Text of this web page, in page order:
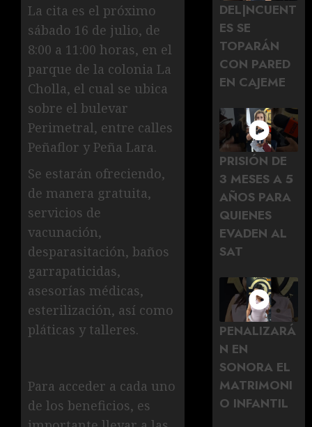
La cita es el próximo
sábado 16 de julio, de
8:00 a 11:00 horas, en el
parque de la colonia La
Cholla, el cual se ubica
sobre el bulevar
Perimetral, entre calles
Peñaflor y Peña Lara.
Se estarán ofreciendo,
de manera gratuita,
servicios de
vacunación,
desparasitación, baños
garrapaticidas,
asesorías médicas,
esterilización, así como
pláticas y talleres.
Para acceder a cada uno
de los beneficios, es
DEL|NCUENT
ES SE
TOPARÁN
CON PARED
EN CAJEME
PRISIÓN DE
3 MESES A 5
AÑOS PARA
QUIENES
EVADEN AL
SAT
PENALIZARÁ
N EN
SONORA EL
MATRIMONI
O INFANTIL